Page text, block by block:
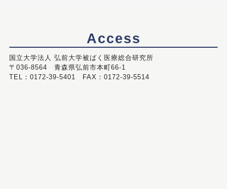
Access
国立大学法人 弘前大学被ばく医療総合研究所
〒036-8564 青森県弘前市本町66-1
TEL：0172-39-5401 FAX：0172-39-5514